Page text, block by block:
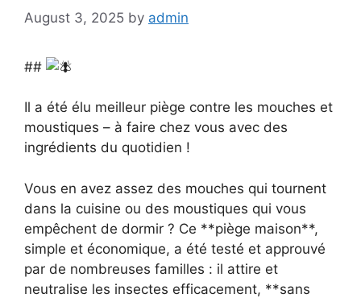
August 3, 2025 by admin
##
Il a été élu meilleur piège contre les mouches et
moustiques – à faire chez vous avec des
ingrédients du quotidien !
Vous en avez assez des mouches qui tournent
dans la cuisine ou des moustiques qui vous
empêchent de dormir ? Ce **piège maison**,
simple et économique, a été testé et approuvé
par de nombreuses familles : il attire et
neutralise les insectes efficacement, **sans